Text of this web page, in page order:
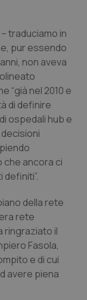
traduciamo in
pur essendo
non aveva
“già nel 2010 e
di definire
ospedali hub e
che ancora ci
della rete
rete
ringraziato il
Fasola,
e di cui
avere piena